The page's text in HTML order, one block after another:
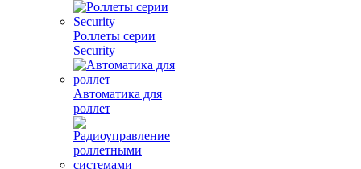
Роллеты серии
Security
Автоматика для
роллет